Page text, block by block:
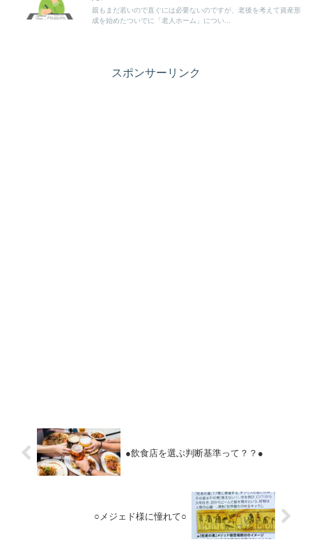
親もまだ若いので直ぐには必要ないのですが、老後を考えて資産形
成を始めたついでに「老人ホーム」につい...
スポンサーリンク
●飲食店を選ぶ判断基準って？？●
○メジェド様に憧れて○